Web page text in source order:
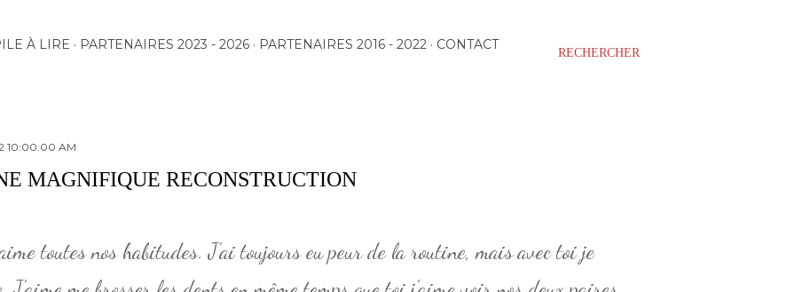
RECHERCHER
À LIRE PARTENAIRES 2023 - 2026 PARTENAIRES 2016 - 2022 CONTACT
10:00:00 AM
MAGNIFIQUE RECONSTRUCTION
toutes nos habitudes. J'ai toujours eu peur de la routine, mais avec toi je